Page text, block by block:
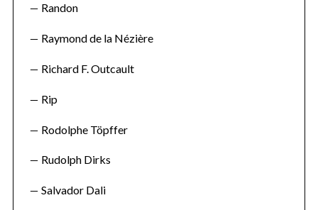
Randon
Raymond de la Nézière
Richard F. Outcault
Rip
Rodolphe Töpffer
Rudolph Dirks
Salvador Dali